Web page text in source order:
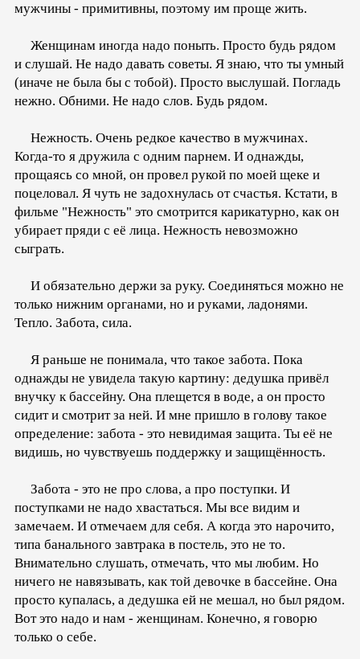
мужчины - примитивны, поэтому им проще жить.
Женщинам иногда надо поныть. Просто будь рядом
и слушай. Не надо давать советы. Я знаю, что ты умный
(иначе не была бы с тобой). Просто выслушай. Погладь
нежно. Обними. Не надо слов. Будь рядом.
Нежность. Очень редкое качество в мужчинах.
Когда-то я дружила с одним парнем. И однажды,
прощаясь со мной, он провел рукой по моей щеке и
поцеловал. Я чуть не задохнулась от счастья. Кстати, в
фильме "Нежность" это смотрится карикатурно, как он
убирает пряди с её лица. Нежность невозможно
сыграть.
И обязательно держи за руку. Соединяться можно не
только нижним органами, но и руками, ладонями.
Тепло. Забота, сила.
Я раньше не понимала, что такое забота. Пока
однажды не увидела такую картину: дедушка привёл
внучку к бассейну. Она плещется в воде, а он просто
сидит и смотрит за ней. И мне пришло в голову такое
определение: забота - это невидимая защита. Ты её не
видишь, но чувствуешь поддержку и защищённость.
Забота - это не про слова, а про поступки. И
поступками не надо хвастаться. Мы все видим и
замечаем. И отмечаем для себя. А когда это нарочито,
типа банального завтрака в постель, это не то.
Внимательно слушать, отмечать, что мы любим. Но
ничего не навязывать, как той девочке в бассейне. Она
просто купалась, а дедушка ей не мешал, но был рядом.
Вот это надо и нам - женщинам. Конечно, я говорю
только о себе.